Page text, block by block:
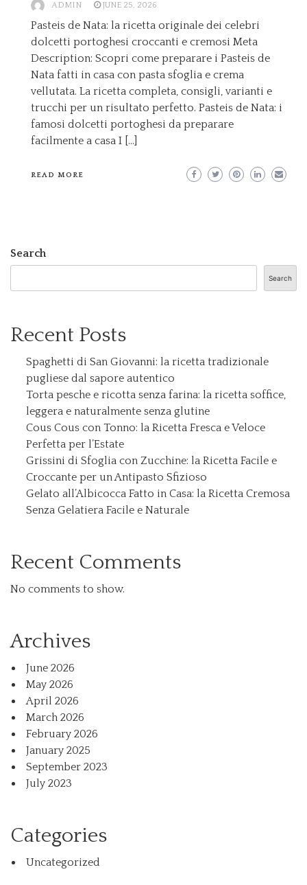
ADMIN JUNE 25, 2026
Pasteis de Nata: la ricetta originale dei celebri
dolcetti portoghesi croccanti e cremosi Meta
Description: Scopri come preparare i Pasteis de
Nata fatti in casa con pasta sfoglia e crema
vellutata. La ricetta completa, consigli, varianti e
trucchi per un risultato perfetto. Pasteis de Nata: i
famosi dolcetti portoghesi da preparare
facilmente a casa I […]
READ MORE
Search
Search
Recent Posts
Spaghetti di San Giovanni: la ricetta tradizionale
pugliese dal sapore autentico
Torta pesche e ricotta senza farina: la ricetta soffice,
leggera e naturalmente senza glutine
Cous Cous con Tonno: la Ricetta Fresca e Veloce
Perfetta per l’Estate
Grissini di Sfoglia con Zucchine: la Ricetta Facile e
Croccante per un Antipasto Sfizioso
Gelato all’Albicocca Fatto in Casa: la Ricetta Cremosa
Senza Gelatiera Facile e Naturale
Recent Comments
No comments to show.
Archives
June 2026
May 2026
April 2026
March 2026
February 2026
January 2025
September 2023
July 2023
Categories
Uncategorized